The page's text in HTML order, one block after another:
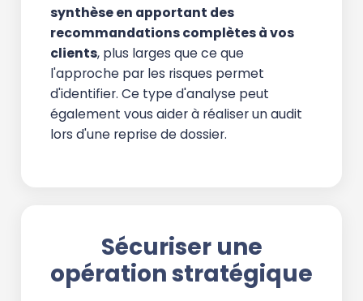
synthèse en apportant des
recommandations complètes à vos
clients, plus larges que ce que
l'approche par les risques permet
d'identifier. Ce type d'analyse peut
également vous aider à réaliser un audit
lors d'une reprise de dossier.
Sécuriser une
opération stratégique